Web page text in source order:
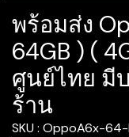
พร้อมส่ง
64GB ) (
ศูนย์ไทย มี
ร้าน
SKU : OppoA6x-